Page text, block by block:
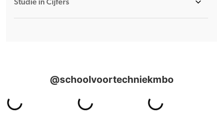
Studie in Cijfers